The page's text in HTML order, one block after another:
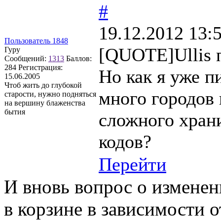
Пользователь 1848
Гуру
Сообщений: 1313 Баллов:
284 Регистрация:
15.06.2005
Чтоб жить до глубокой
старости, нужно подняться
на вершину блаженства
бытия
#
19.12.2012
[QUOTE]Ullis
Но как я уже
много
сложного
кодов?
Перейти
И вновь вопрос о
в корзине в зависимости